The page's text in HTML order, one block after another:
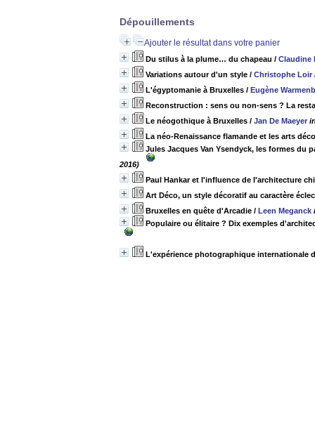
Dépouillements
Ajouter le résultat dans votre panier
Du stilus à la plume… du chapeau / Claudine
Variations autour d'un style / Christophe Loir
L'égyptomanie à Bruxelles / Eugène
Reconstruction : sens ou non-sens ? La
Le néogothique à Bruxelles / Jan De Maeyer
La néo-Renaissance flamande et les arts
Jules Jacques Van Ysendyck, les formes du
2016)
Paul Hankar et l'influence de l'architecture
Art Déco, un style décoratif au caractère
Bruxelles en quête d'Arcadie / Leen Meganck
Populaire ou élitaire ? Dix exemples
L'expérience photographique internationale